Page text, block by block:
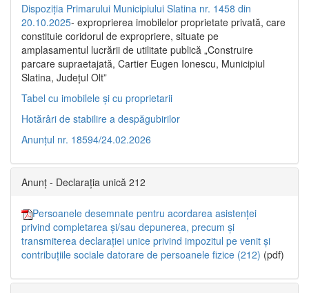
Dispoziția Primarului Municipiului Slatina nr. 1458 din
20.10.2025- exproprierea imobilelor proprietate privată, care
constituie coridorul de expropriere, situate pe
amplasamentul lucrării de utilitate publică „Construire
parcare supraetajată, Cartier Eugen Ionescu, Municipiul
Slatina, Județul Olt”
Tabel cu imobilele și cu proprietarii
Hotărâri de stabilire a despăgubirilor
Anunțul nr. 18594/24.02.2026
Anunț - Declarația unică 212
Persoanele desemnate pentru acordarea asistenței
privind completarea și/sau depunerea, precum și
transmiterea declarației unice privind impozitul pe venit și
contribuțiile sociale datorare de persoanele fizice (212) (pdf)